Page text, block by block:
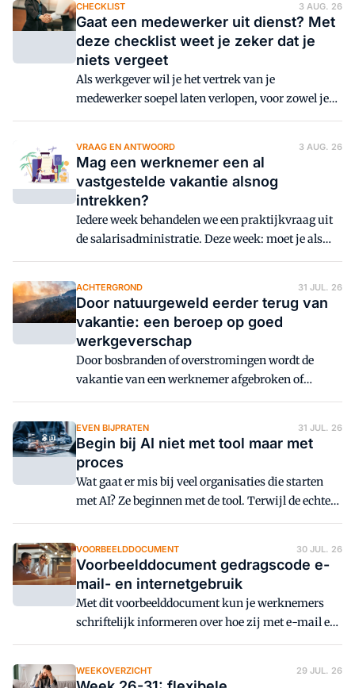
domweg te heet om te werken. Wat zijn daarin je
verplichtingen als werkgever? En heeft dat impact
op finance?
CHECKLIST 3 AUG. 26
Gaat een medewerker uit dienst? Met
deze checklist weet je zeker dat je
niets vergeet
Als werkgever wil je het vertrek van je
medewerker soepel laten verlopen, voor zowel je
medewerker als voor je organisatie.
VRAAG EN ANTWOORD 3 AUG. 26
Mag een werknemer een al
vastgestelde vakantie alsnog
intrekken?
Iedere week behandelen we een praktijkvraag uit
de salarisadministratie. Deze week: moet je als
werkgever instemmen als een werknemer een al
werken?
ACHTERGROND 31 JUL. 26
Door natuurgeweld eerder terug van
vakantie: een beroep op goed
werkgeverschap
Door bosbranden of overstromingen wordt de
vakantie van een werknemer afgebroken of
geannuleerd. Wat zijn de gevolgen van zo'n
EVEN BIJPRATEN 31 JUL. 26
Begin bij AI niet met tool maar met
proces
Wat gaat er mis bij veel organisaties die starten
met AI? Ze beginnen met de tool. Terwijl de echte
vraag is: welk proces wil ik verbeteren? Volgens
EY | People Advisory Services, ontstaat de grootste
waarde van AI pas wanneer technologie wordt
gekoppeld aan de specifieke context van een
organisatie.
VOORBEELDDOCUMENT 30 JUL. 26
Voorbeelddocument gedragscode e-
mail- en internetgebruik
Met dit voorbeelddocument kun je werknemers
schriftelijk informeren over hoe zij met e-mail en
internet behoren om te gaan. Het model dient als
WEEKOVERZICHT 29 JUL. 26